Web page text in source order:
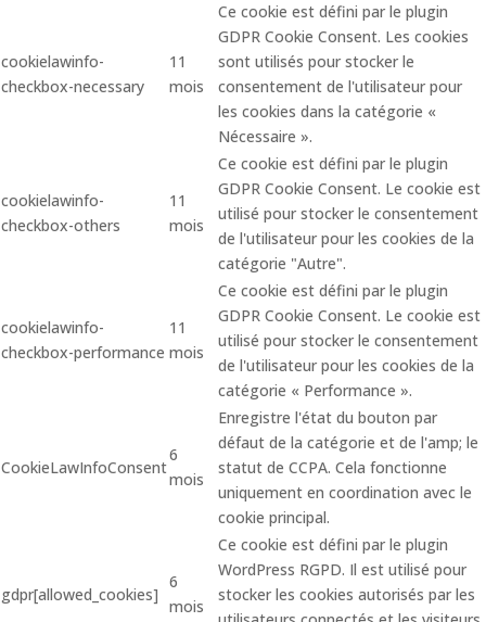
cookielawinfo-
checkbox-necessary
11
mois
Ce cookie est défini par le plugin
GDPR Cookie Consent. Les cookies
sont utilisés pour stocker le
consentement de l'utilisateur pour
les cookies dans la catégorie «
Nécessaire ».
cookielawinfo-
checkbox-others
11
mois
Ce cookie est défini par le plugin
GDPR Cookie Consent. Le cookie est
utilisé pour stocker le consentement
de l'utilisateur pour les cookies de la
catégorie "Autre".
cookielawinfo-
checkbox-performance
11
mois
Ce cookie est défini par le plugin
GDPR Cookie Consent. Le cookie est
utilisé pour stocker le consentement
de l'utilisateur pour les cookies de la
catégorie « Performance ».
CookieLawInfoConsent
6
mois
Enregistre l'état du bouton par
défaut de la catégorie et de l'amp; le
statut de CCPA. Cela fonctionne
uniquement en coordination avec le
cookie principal.
gdpr[allowed_cookies]
6
mois
Ce cookie est défini par le plugin
WordPress RGPD. Il est utilisé pour
stocker les cookies autorisés par les